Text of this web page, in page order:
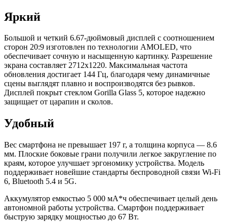
Яркий
Большой и четкий 6.67-дюймовый дисплей с соотношением
сторон 20:9 изготовлен по технологии AMOLED, что
обеспечивает сочную и насыщенную картинку. Разрешение
экрана составляет 2712x1220. Максимальная частота
обновления достигает 144 Гц, благодаря чему динамичные
сцены выглядят плавно и воспроизводятся без рывков.
Дисплей покрыт стеклом Gorilla Glass 5, которое надежно
защищает от царапин и сколов.
Удобный
Вес смартфона не превышает 197 г, а толщина корпуса — 8.6
мм. Плоские боковые грани получили легкое закругление по
краям, которое улучшает эргономику устройства. Модель
поддерживает новейшие стандарты беспроводной связи Wi-Fi
6, Bluetooth 5.4 и 5G.
Аккумулятор емкостью 5 000 мА*ч обеспечивает целый день
автономной работы устройства. Смартфон поддерживает
быструю зарядку мощностью до 67 Вт.